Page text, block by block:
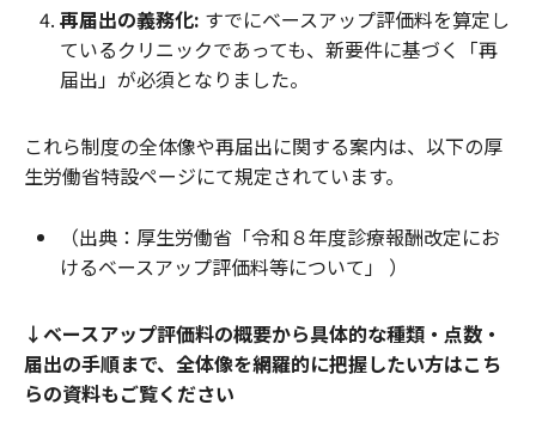
再届出の義務化: すでにベースアップ評価料を算定し
ているクリニックであっても、新要件に基づく「再
届出」が必須となりました。
これら制度の全体像や再届出に関する案内は、以下の厚
生労働省特設ページにて規定されています。
（出典：厚生労働省「令和８年度診療報酬改定にお
けるベースアップ評価料等について」 ）
↓ベースアップ評価料の概要から具体的な種類・点数・
届出の手順まで、全体像を網羅的に把握したい方はこち
らの資料もご覧ください